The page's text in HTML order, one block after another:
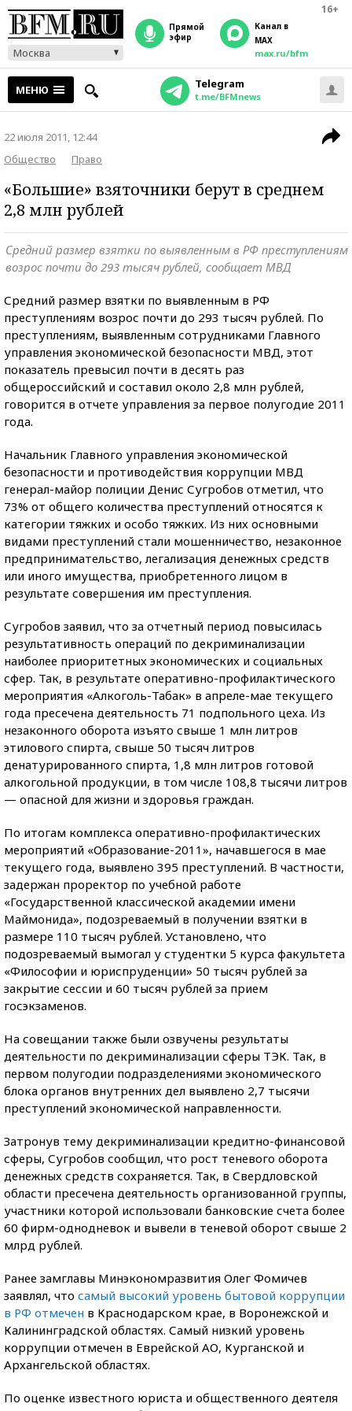
16+
Москва
прямой
эфир
Канал в
MAX
max.ru/bfm
МЕНЮ Telegram
t.me/BFMnews
22 июля 2011, 12:44
Общество
Право
«Большие» взяточники берут в среднем
2,8 млн рублей
Средний размер взятки по выявленным в РФ преступлениям
возрос почти до 293 тысяч рублей, сообщает МВД
Средний размер взятки по выявленным в РФ
преступлениям возрос почти до 293 тысяч рублей. По
преступлениям, выявленным сотрудниками Главного
управления экономической безопасности МВД, этот
показатель превысил почти в десять раз
общероссийский и составил около 2,8 млн рублей,
говорится в отчете управления за первое полугодие 2011
года.
Начальник Главного управления экономической
безопасности и противодействия коррупции МВД
генерал-майор полиции Денис Сугробов отметил, что
73% от общего количества преступлений относятся к
категории тяжких и особо тяжких. Из них основными
видами преступлений стали мошенничество, незаконное
предпринимательство, легализация денежных средств
или иного имущества, приобретенного лицом в
результате совершения им преступления.
Сугробов заявил, что за отчетный период повысилась
результативность операций по декриминализации
наиболее приоритетных экономических и социальных
сфер. Так, в результате оперативно-профилактического
мероприятия «Алкоголь-Табак» в апреле-мае текущего
года пресечена деятельность 71 подпольного цеха. Из
незаконного оборота изъято свыше 1 млн литров
этилового спирта, свыше 50 тысяч литров
денатурированного спирта, 1,8 млн литров готовой
алкогольной продукции, в том числе 108,8 тысячи литров
— опасной для жизни и здоровья граждан.
По итогам комплекса оперативно-профилактических
мероприятий «Образование-2011», начавшегося в мае
текущего года, выявлено 395 преступлений. В частности,
задержан проректор по учебной работе
«Государственной классической академии имени
Маймонида», подозреваемый в получении взятки в
размере 110 тысяч рублей. Установлено, что
подозреваемый вымогал у студентки 5 курса факультета
«Философии и юриспруденции» 50 тысяч рублей за
закрытие сессии и 60 тысяч рублей за прием
госэкзаменов.
На совещании также были озвучены результаты
деятельности по декриминализации сферы ТЭК. Так, в
первом полугодии подразделениями экономического
блока органов внутренних дел выявлено 2,7 тысячи
преступлений экономической направленности.
Затронув тему декриминализации кредитно-финансовой
сферы, Сугробов сообщил, что рост теневого оборота
денежных средств сохраняется. Так, в Свердловской
области пресечена деятельность организованной группы,
участники которой использовали банковские счета более
60 фирм-однодневок и вывели в теневой оборот свыше 2
млрд рублей.
Ранее замглавы Минэкономразвития Олег Фомичев
заявлял, что самый высокий уровень бытовой коррупции
в РФ отмечен в Краснодарском крае, в Воронежской и
Калининградской областях. Самый низкий уровень
коррупции отмечен в Еврейской АО, Курганской и
Архангельской областях.
По оценке известного юриста и общественного деятеля